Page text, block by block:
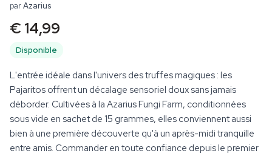
parAzarius
€ 14,99
Disponible
L'entrée idéale dans l'univers des truffes magiques : les
Pajaritos offrent un décalage sensoriel doux sans jamais
déborder. Cultivées à la Azarius Fungi Farm, conditionnées
sous vide en sachet de 15 grammes, elles conviennent aussi
bien à une première découverte qu'à un après-midi tranquille
entre amis. Commander en toute confiance depuis le premier